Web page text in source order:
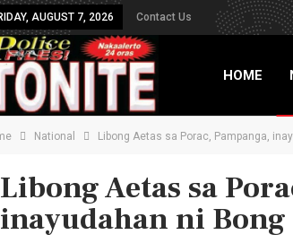
AUGUST 7, 2026 Contact Us
HOME
National Libong Aetas sa Porac, Pampanga,
Libong Aetas sa
inayudahan ni Bong